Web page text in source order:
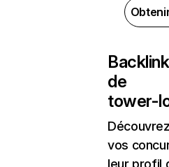
de
tower-
vos
leur profil